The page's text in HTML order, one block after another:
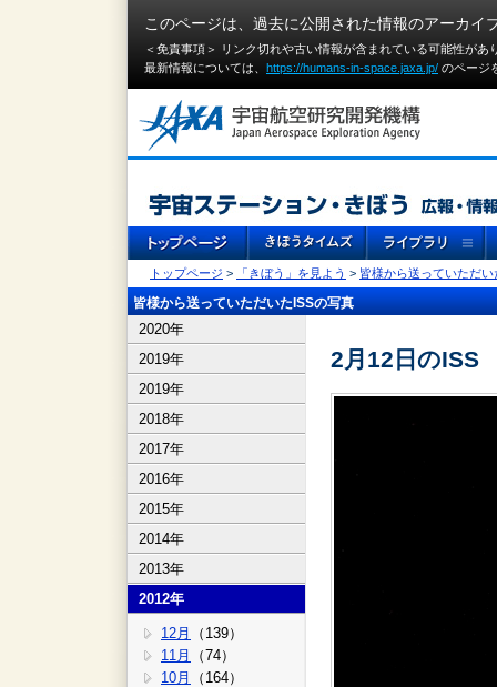
このページは、過去に公開された情報のアーカイ
＜免責事項＞ リンク切れや古い情報が含まれている可能性が
最新情報については、 https://humans-in-space.jaxa.jp/ のページ
トップページ > 「きぼう」を見よう > 皆様から送っていただい
皆様から送っていただいたISSの写真
2020年
2019年
2019年
2018年
2017年
2016年
2015年
2014年
2013年
2012年
12月
（139）
11月
（74）
10月
（164）
2月12日のISS